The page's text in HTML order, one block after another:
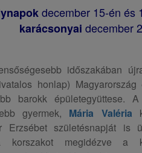
december 15-én és
karácsonyai december
időszakában
honlap)
barokk épületegyüttese.
gyermek, Mária Valéria
Erzsébet születésnapját is
megidézve a